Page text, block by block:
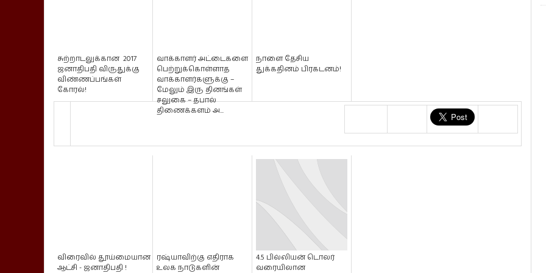
சுற்றாடலுக்கான 2017
ஜனாதிபதி விருதுக்கு
விண்ணப்பங்கள்
கோரல்!
வாக்காளர் அட்டைகளை
பெற்றுக்கொள்ளாத
வாக்காளர்களுக்கு –
மேலும் இரு தினங்கள்
சலுகை – தபால்
திணைக்களம் அ...
நாளை தேசிய
துக்கதினம் பிரகடனம்!
விரைவில் தூய்மையான
ஆட்சி - ஜனாதிபதி !
ரஷ்யாவிற்கு எதிராக
உலக நாடுகளின்
4.5 பில்லியன் டொலர்
வரையிலான